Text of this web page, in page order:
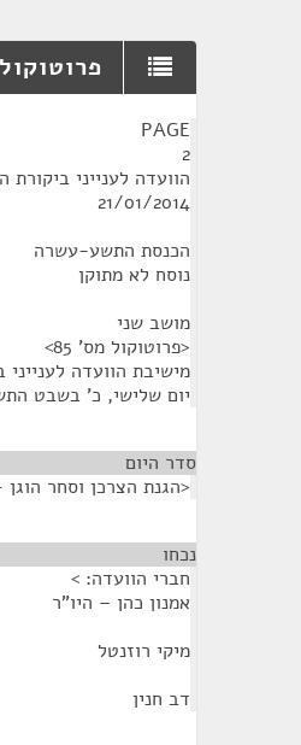
פרוטוקול
PAGE
2
הוועדה לענייני ביקורת
21/01/2014
הכנסת התשע-עשרה
נוסח לא מתוקן
מושב שני
<פרוטוקול מס' 85>
מישיבת הוועדה לענייני
יום שלישי, כ' בשבט התשע"ד (21 בינואר
סדר היום
<הגנת הצרכן וסחר הוגן - דוח
נכחו
חברי הוועדה: >
אמנון כהן – היו"ר
מיקי רוזנטל
דב חנין